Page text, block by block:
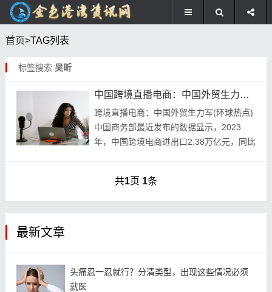
首页>TAG列表
标签搜索 吴昕
中国跨境直播电商：中国外贸生力军（环球热点）
跨境直播电商：中国外贸生力军(环球热点)
中国商务部最近发布的数据显示，2023
年，中国跨境电商进出口2.38万亿元，同比
共1页 1条
最新文章
头痛忍一忍就行？分清类型，出现这些情况必须
就医